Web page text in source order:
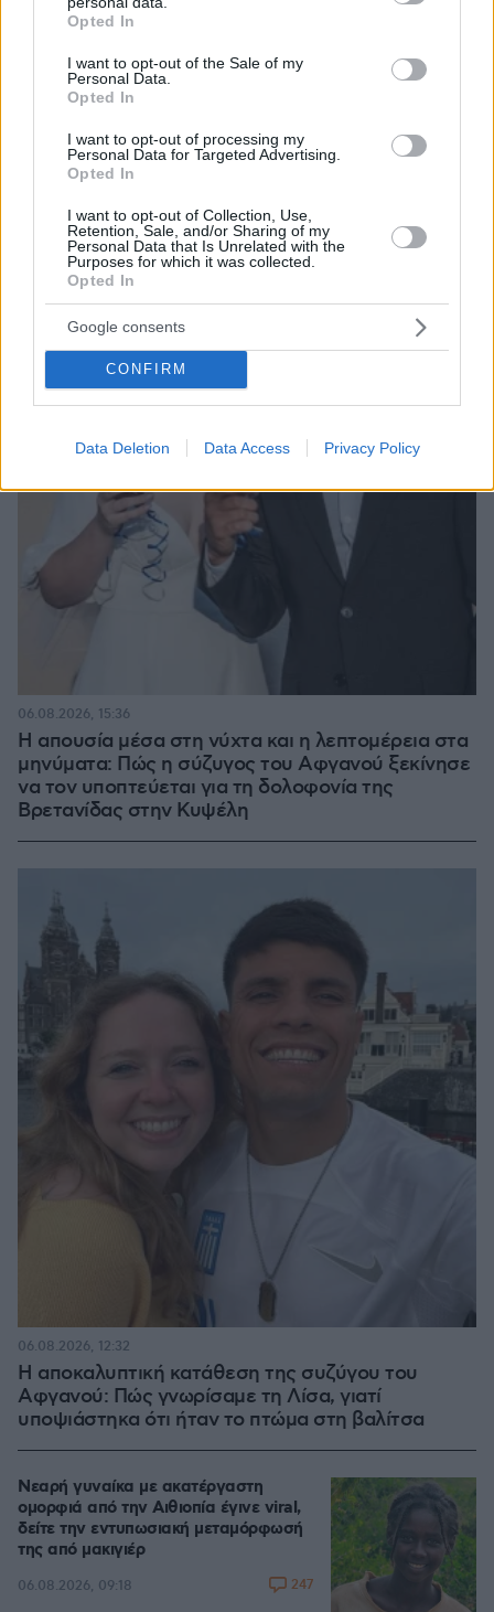
grant or deny consent to Google and its third-party tags to
use your data for below specified purposes in below Google
consent section.
Opted In
I want to opt-out of the Sale of my
Personal Data.
Opted In
I want to opt-out of processing my
Personal Data for Targeted Advertising.
Opted In
I want to opt-out of Collection, Use,
Retention, Sale, and/or Sharing of my
Personal Data that Is Unrelated with the
Purposes for which it was collected.
Opted In
Google consents
CONFIRM
Data Deletion Data Access Privacy Policy
Πέθανε το άσπρο κουτάβι που συμβίωνε με αγέλη
λύκων στην Κεντρική Μακεδονία: Καλό ταξίδι
μικρέ, δείτε βίντεο
06.08.2026, 16:39
Η απουσία μέσα στη νύχτα και η λεπτομέρεια στα
μηνύματα: Πώς η σύζυγος του Αφγανού ξεκίνησε
να τον υποπτεύεται για τη δολοφονία της
Βρετανίδας στην Κυψέλη
06.08.2026, 15:36
Η αποκαλυπτική κατάθεση της συζύγου του
Αφγανού: Πώς γνωρίσαμε τη Λίσα, γιατί
υποψιάστηκα ότι ήταν το πτώμα στη βαλίτσα
06.08.2026, 12:32
Νεαρή γυναίκα με ακατέργαστη
ομορφιά από την Αιθιοπία έγινε viral,
δείτε την εντυπωσιακή μεταμόρφωσή
της από μακιγιέρ
06.08.2026, 09:18 247